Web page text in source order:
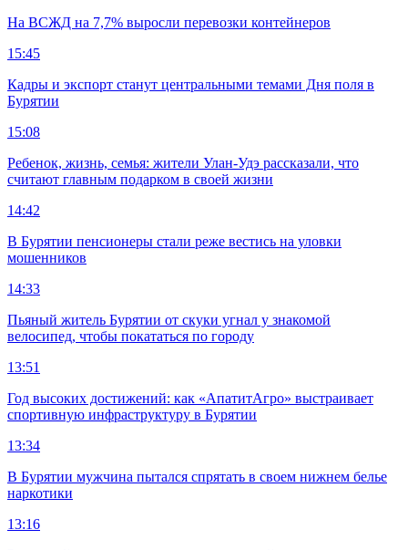
На ВСЖД на 7,7% выросли перевозки контейнеров
15:45
Кадры и экспорт станут центральными темами Дня поля в
Бурятии
15:08
Ребенок, жизнь, семья: жители Улан-Удэ рассказали, что
считают главным подарком в своей жизни
14:42
В Бурятии пенсионеры стали реже вестись на уловки
мошенников
14:33
Пьяный житель Бурятии от скуки угнал у знакомой
велосипед, чтобы покататься по городу
13:51
Год высоких достижений: как «АпатитАгро» выстраивает
спортивную инфраструктуру в Бурятии
13:34
В Бурятии мужчина пытался спрятать в своем нижнем белье
наркотики
13:16